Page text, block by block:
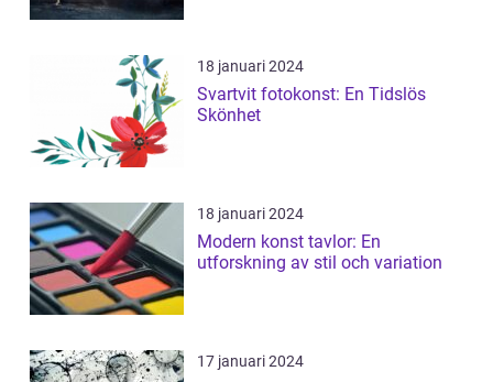
18 januari 2024
Svartvit fotokonst: En Tidslös
Skönhet
18 januari 2024
Modern konst tavlor: En
utforskning av stil och variation
17 januari 2024